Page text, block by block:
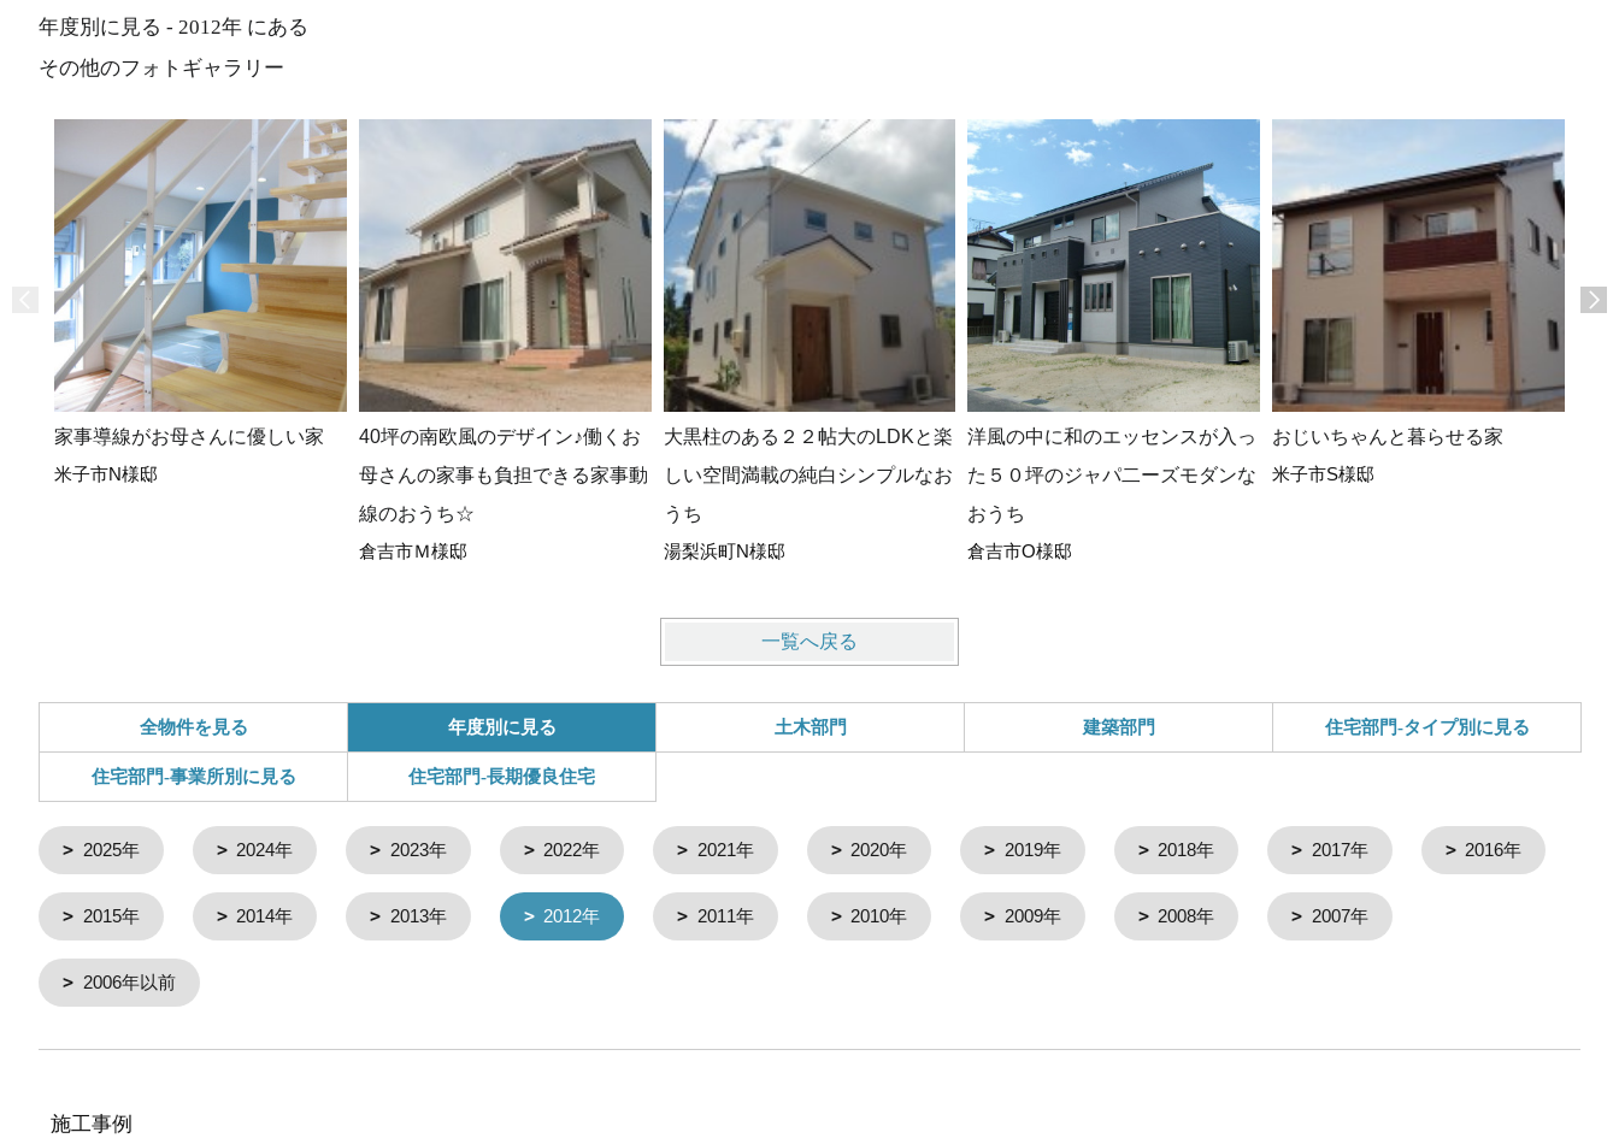
年度別に見る - 2012年 にある
その他のフォトギャラリー
家事導線がお母さんに優しい家
米子市N様邸
40坪の南欧風のデザイン♪働くお
母さんの家事も負担できる家事動
線のおうち☆
倉吉市Ｍ様邸
大黒柱のある２２帖大のLDKと楽
しい空間満載の純白シンプルなお
うち
湯梨浜町N様邸
洋風の中に和のエッセンスが入っ
た５０坪のジャパ二ーズモダンな
おうち
倉吉市O様邸
おじいちゃんと暮らせる家
米子市S様邸
一覧へ戻る
全物件を見る 年度別に見る 土木部門 建築部門 住宅部門-タイプ別に見る
住宅部門-事業所別に見る 住宅部門-長期優良住宅
2025年 2024年 2023年 2022年 2021年 2020年 2019年 2018年 2017年 2016年
2015年 2014年 2013年 2012年 2011年 2010年 2009年 2008年 2007年
2006年以前
施工事例